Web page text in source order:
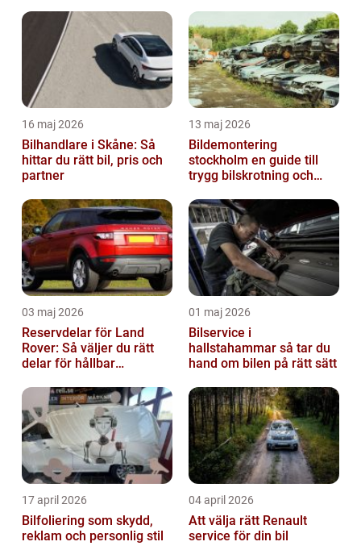
16 maj 2026
Bilhandlare i Skåne: Så
hittar du rätt bil, pris och
partner
13 maj 2026
Bildemontering
stockholm en guide till
trygg bilskrotning och
03 maj 2026
Reservdelar för Land
Rover: Så väljer du rätt
delar för hållbar
01 maj 2026
Bilservice i
hallstahammar så tar du
hand om bilen på rätt sätt
17 april 2026
Bilfoliering som skydd,
reklam och personlig stil
04 april 2026
Att välja rätt Renault
service för din bil